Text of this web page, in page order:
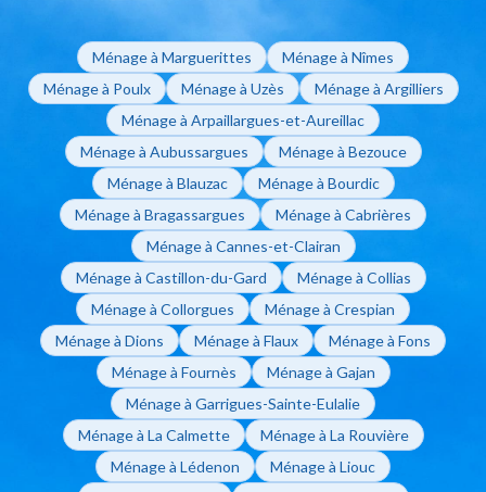
Ménage à Marguerittes
Ménage à Nîmes
Ménage à Poulx
Ménage à Uzès
Ménage à Argilliers
Ménage à Arpaillargues-et-Aureillac
Ménage à Aubussargues
Ménage à Bezouce
Ménage à Blauzac
Ménage à Bourdic
Ménage à Bragassargues
Ménage à Cabrières
Ménage à Cannes-et-Clairan
Ménage à Castillon-du-Gard
Ménage à Collias
Ménage à Collorgues
Ménage à Crespian
Ménage à Dions
Ménage à Flaux
Ménage à Fons
Ménage à Fournès
Ménage à Gajan
Ménage à Garrigues-Sainte-Eulalie
Ménage à La Calmette
Ménage à La Rouvière
Ménage à Lédenon
Ménage à Liouc